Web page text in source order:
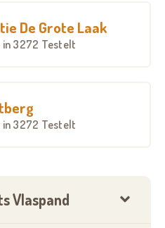
De Grote Laak
in 3272 Testelt
in 3272 Testelt
Vlaspand